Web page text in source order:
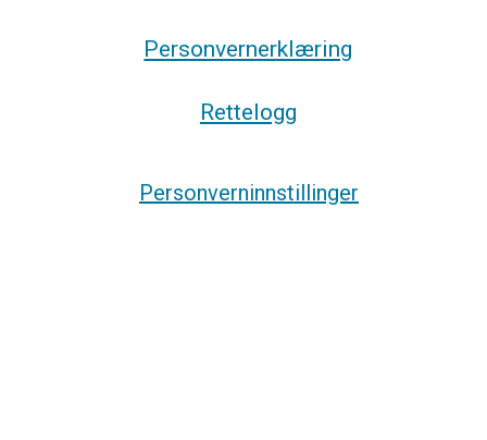
Personvernerklæring
Rettelogg
Personverninnstillinger